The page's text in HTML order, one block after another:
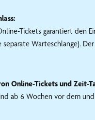
Tickets garantiert den
separate Warteschlange).
Online-Tickets und Zeit-
ab 6 Wochen vor dem